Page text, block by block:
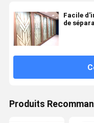
Facile
de
Produits